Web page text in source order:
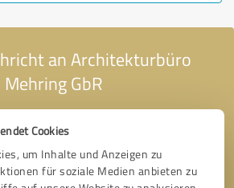
Cookies
um Inhalte und Anzeigen zu
für soziale Medien anbieten zu
an Architekturbüro
Mehring GbR